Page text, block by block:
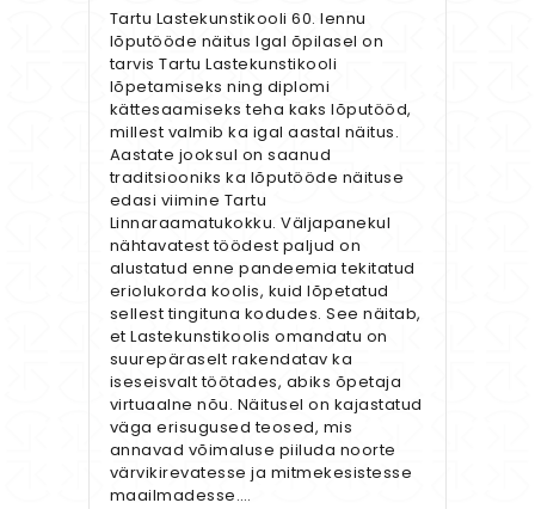
Tartu Lastekunstikooli 60. lennu
lõputööde näitus Igal õpilasel on
tarvis Tartu Lastekunstikooli
lõpetamiseks ning diplomi
kättesaamiseks teha kaks lõputööd,
millest valmib ka igal aastal näitus.
Aastate jooksul on saanud
traditsiooniks ka lõputööde näituse
edasi viimine Tartu
Linnaraamatukokku. Väljapanekul
nähtavatest töödest paljud on
alustatud enne pandeemia tekitatud
eriolukorda koolis, kuid lõpetatud
sellest tingituna kodudes. See näitab,
et Lastekunstikoolis omandatu on
suurepäraselt rakendatav ka
iseseisvalt töötades, abiks õpetaja
virtuaalne nõu. Näitusel on kajastatud
väga erisugused teosed, mis
annavad võimaluse piiluda noorte
värvikirevatesse ja mitmekesistesse
maailmadesse.…